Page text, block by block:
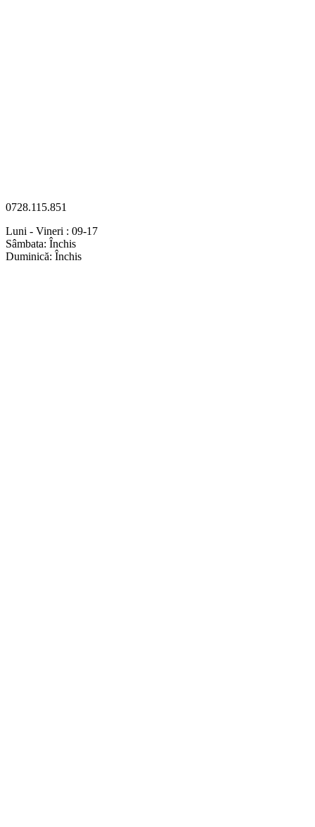
0728.115.851
Luni - Vineri : 09-17
Sâmbata: Închis
Duminică: Închis